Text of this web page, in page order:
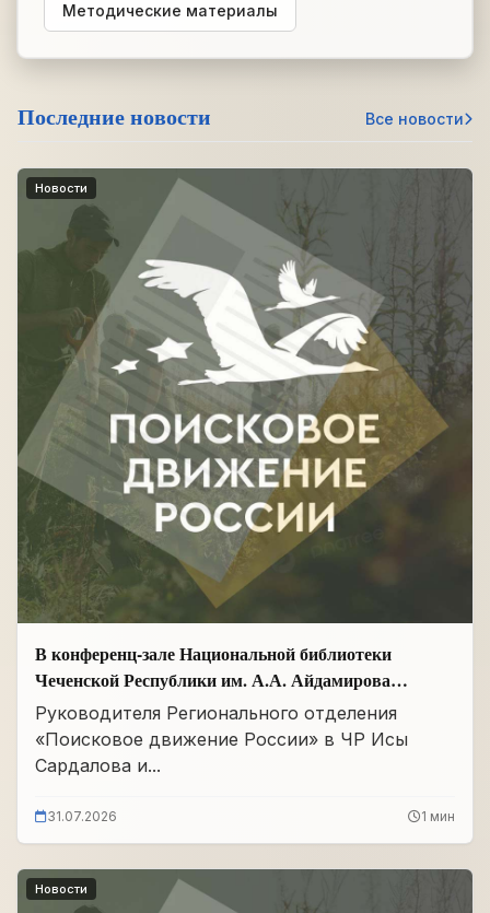
Методические материалы
Последние новости Все новости
Новости
В конференц-зале Национальной библиотеки
Чеченской Республики им. А.А. Айдамирова
прошло заседание
Руководителя Регионального отделения
«Поисковое движение России» в ЧР Исы
Сардалова и...
31.07.2026 1 мин
Новости